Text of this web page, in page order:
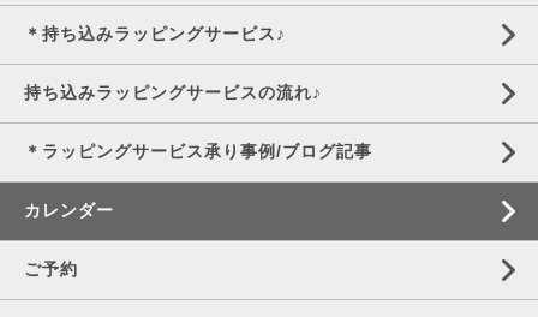
＊持ち込みラッピングサービス♪
持ち込みラッピングサービスの流れ♪
＊ラッピングサービス承り事例/ブログ記事
カレンダー
ご予約